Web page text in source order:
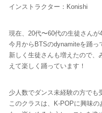
インストラクター：Konishi
現在、20代〜60代の生徒さんが
今月からBTSのdynamiteを踊っ
新しく生徒さんも増えたので、
えて楽しく踊っています！
少人数でダンス未経験の方でも
このクラスは、K-POPに興味